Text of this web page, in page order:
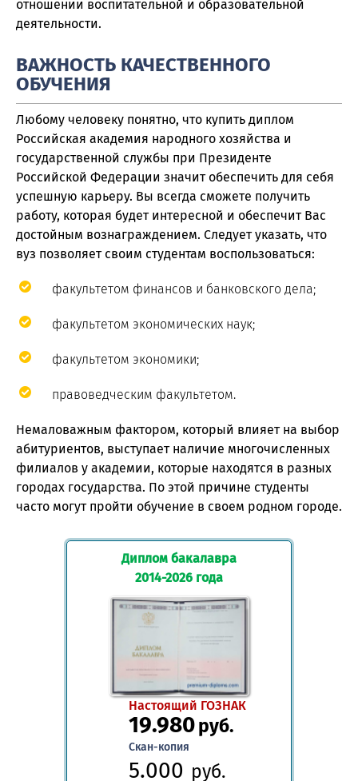
отношении воспитательной и образовательной
деятельности.
ВАЖНОСТЬ КАЧЕСТВЕННОГО
ОБУЧЕНИЯ
Любому человеку понятно, что купить диплом
Российская академия народного хозяйства и
государственной службы при Президенте
Российской Федерации значит обеспечить для себя
успешную карьеру. Вы всегда сможете получить
работу, которая будет интересной и обеспечит Вас
достойным вознаграждением. Следует указать, что
вуз позволяет своим студентам воспользоваться:
факультетом финансов и банковского дела;
факультетом экономических наук;
факультетом экономики;
правоведческим факультетом.
Немаловажным фактором, который влияет на выбор
абитуриентов, выступает наличие многочисленных
филиалов у академии, которые находятся в разных
городах государства. По этой причине студенты
часто могут пройти обучение в своем родном городе.
Диплом бакалавра
2014-2026 года
Настоящий ГОЗНАК
19.980руб.
Скан-копия
5.000 руб.